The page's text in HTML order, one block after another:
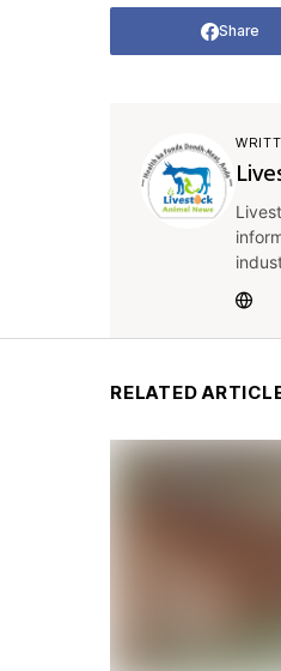
Share
RELATED